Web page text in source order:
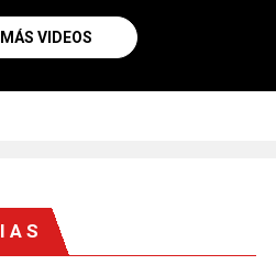
VIDEOS